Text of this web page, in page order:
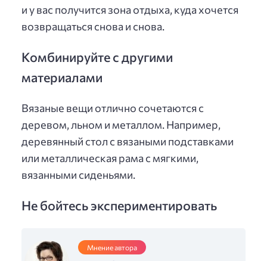
и у вас получится зона отдыха, куда хочется
возвращаться снова и снова.
Комбинируйте с другими
материалами
Вязаные вещи отлично сочетаются с
деревом, льном и металлом. Например,
деревянный стол с вязаными подставками
или металлическая рама с мягкими,
вязанными сиденьями.
Не бойтесь экспериментировать
Мнение автора